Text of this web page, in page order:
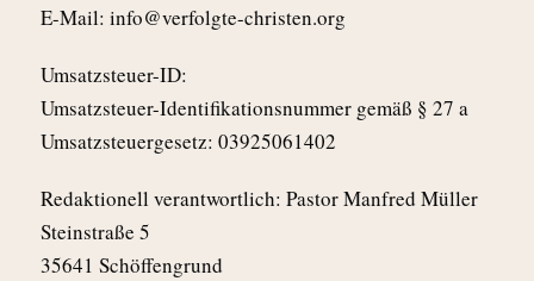
E-Mail: info@verfolgte-christen.org
Umsatzsteuer-ID:
Umsatzsteuer-Identifikationsnummer gemäß § 27 a
Umsatzsteuergesetz: 03925061402
Redaktionell verantwortlich: Pastor Manfred Müller
Steinstraße 5
35641 Schöffengrund